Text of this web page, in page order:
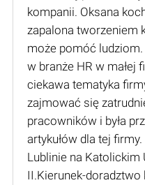
kompanii. Oksana
zapalona tworzeniem
może pomóć ludziom.
w branże HR w małej
ciekawa tematyka
zajmować się
pracowników i była
artykułów dla tej
Lublinie na Katolickim
II.Kierunek-